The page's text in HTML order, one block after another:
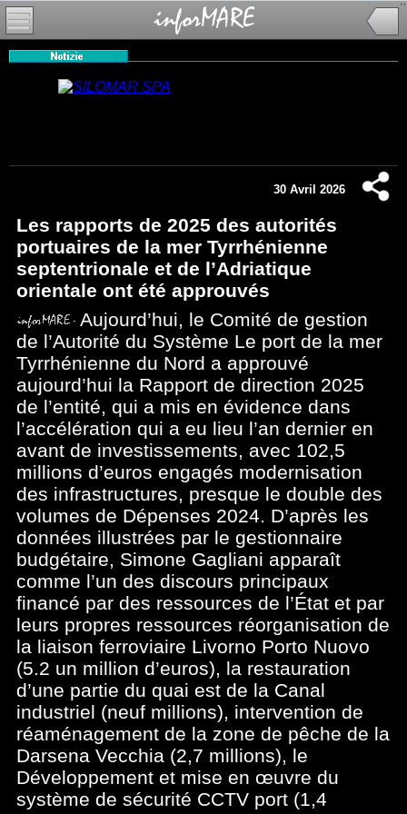
30 Avril 2026
Les rapports de 2025 des autorités
portuaires de la mer Tyrrhénienne
septentrionale et de l’Adriatique
orientale ont été approuvés
Aujourd’hui, le Comité de gestion
de l’Autorité du Système Le port de la mer
Tyrrhénienne du Nord a approuvé
aujourd’hui la Rapport de direction 2025
de l’entité, qui a mis en évidence dans
l’accélération qui a eu lieu l’an dernier en
avant de investissements, avec 102,5
millions d’euros engagés modernisation
des infrastructures, presque le double des
volumes de Dépenses 2024. D’après les
données illustrées par le gestionnaire
budgétaire, Simone Gagliani apparaît
comme l’un des discours principaux
financé par des ressources de l’État et par
leurs propres ressources réorganisation de
la liaison ferroviaire Livorno Porto Nuovo
(5.2 un million d’euros), la restauration
d’une partie du quai est de la Canal
industriel (neuf millions), intervention de
réaménagement de la zone de pêche de la
Darsena Vecchia (2,7 millions), le
Développement et mise en œuvre du
système de sécurité CCTV port (1,4